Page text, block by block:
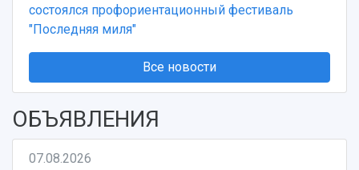
состоялся профориентационный фестиваль
"Последняя миля"
Все новости
ОБЪЯВЛЕНИЯ
07.08.2026